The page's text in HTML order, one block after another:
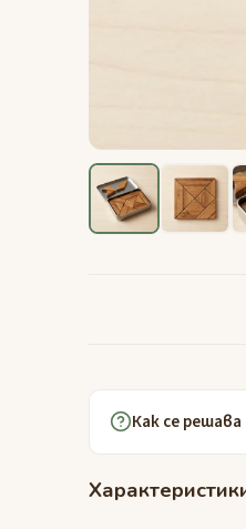
Как се